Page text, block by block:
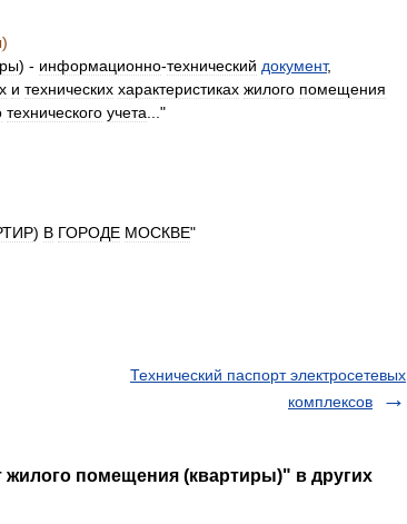
)
) - информационно-технический документ,
и технических характеристиках жилого помещения
технического учета ..."
) В ГОРОДЕ МОСКВЕ"
Технический паспорт электросетевых
комплексов
жилого помещения (квартиры)" в других